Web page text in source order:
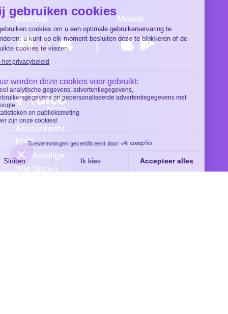
Desktop Mobile
Accountants
KMO
Zelfstandige
Wie zijn wij